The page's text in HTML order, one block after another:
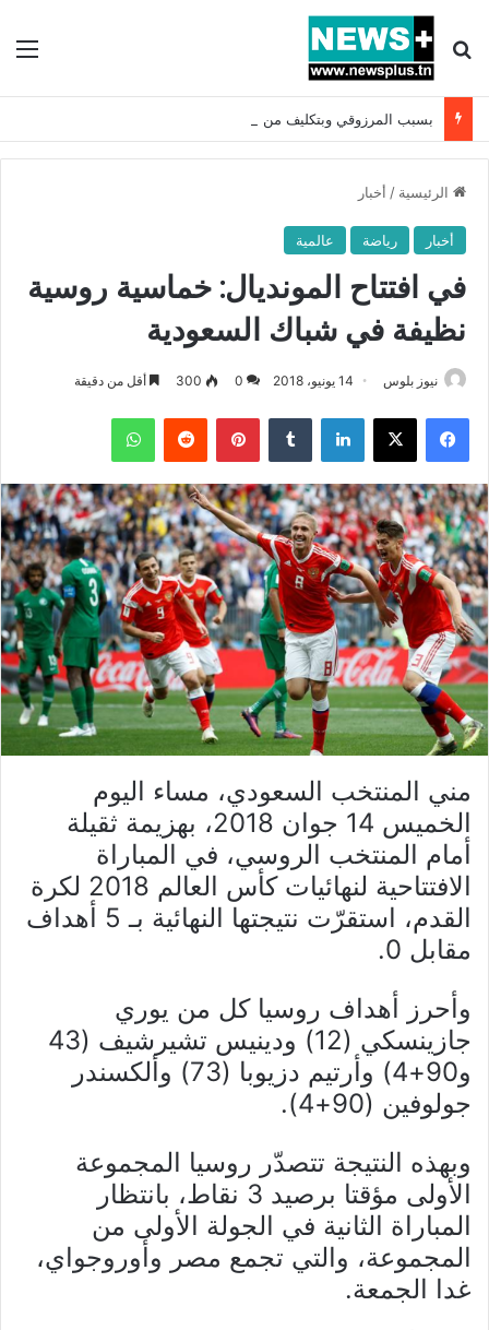
بحث عن
الرئيسية / أخبار
أخبار رياضة عالمية
في افتتاح المونديال: خماسية روسية
نظيفة في شباك السعودية
نيوز بلوس 14 يونيو، 2018 0
300 أقل من دقيقة
فيسبوك X لينكدإن بينتيريست واتساب
مني المنتخب السعودي، مساء اليوم
الخميس 14 جوان 2018، بهزيمة ثقيلة
أمام المنتخب الروسي، في المباراة
الافتتاحية لنهائيات كأس العالم 2018 لكرة
القدم، استقرّت نتيجتها النهائية بـ 5 أهداف
مقابل 0.
وأحرز أهداف روسيا كل من يوري
جازينسكي (12) ودينيس تشيرشيف (43
و90+4) وأرتيم دزيوبا (73) وألكسندر
جولوفين (90+4).
وبهذه النتيجة تتصدّر روسيا المجموعة
الأولى مؤقتا برصيد 3 نقاط، بانتظار
المباراة الثانية في الجولة الأولى من
المجموعة، والتي تجمع مصر وأوروجواي،
غدا الجمعة.